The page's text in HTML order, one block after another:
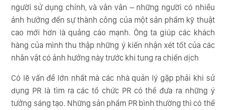
người sử dụng chính, và vân vân – những người có nhiều
ảnh hưởng đến sự thành công của một sản phẩm kỹ thuật
cao mới hơn là quảng cáo mạnh. Ông ta giúp các khách
hàng của mình thu thập những ý kiến nhận xét tốt của các
nhân vật có ảnh hưởng này trước khi tung ra chiến dịch
Có lẽ vấn đề lớn nhất mà các nhà quản lý gặp phải khi sử
dụng PR là tìm ra các tổ chức PR có thể đưa ra những ý
tưởng sáng tạo. Những sản phẩm PR bình thường thì có thể